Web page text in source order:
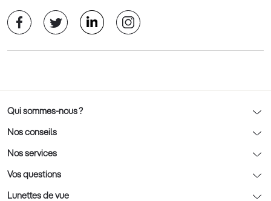
Qui sommes-nous ?
Notre charte déontologique
AFNOR Certification
Rendez-vous prévision
Nos conseils
Nos conseils lunettes
Nos conseils lentilles
Nos conseils enfants
Nos services
Optic 2000 à domicile
Le contrôle de la vue chez votre opticien
Vos questions
Lunettes de vue